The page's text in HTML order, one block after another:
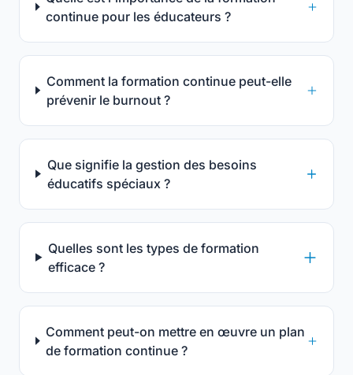
continue pour les éducateurs ?
Comment la formation continue peut-elle
prévenir le burnout ?
Que signifie la gestion des besoins
éducatifs spéciaux ?
Quelles sont les types de formation
efficace ?
Comment peut-on mettre en œuvre un plan
de formation continue ?